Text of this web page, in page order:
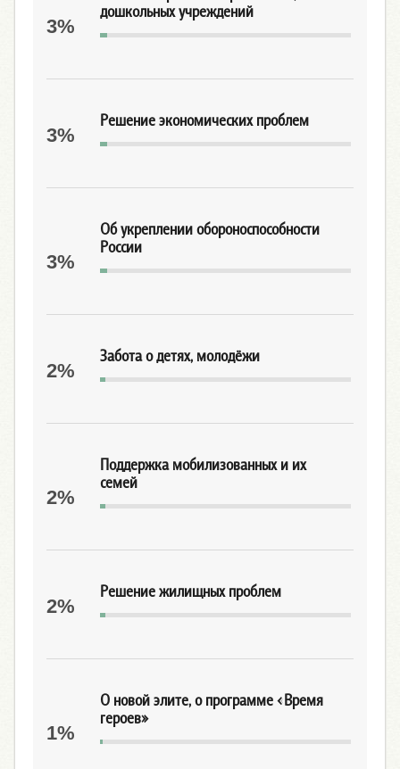
дошкольных учреждений
3%
Решение экономических проблем
3%
Об укреплении обороноспособности
России
3%
Забота о детях, молодёжи
2%
Поддержка мобилизованных и их
семей
2%
Решение жилищных проблем
2%
О новой элите, о программе «Время
героев»
1%